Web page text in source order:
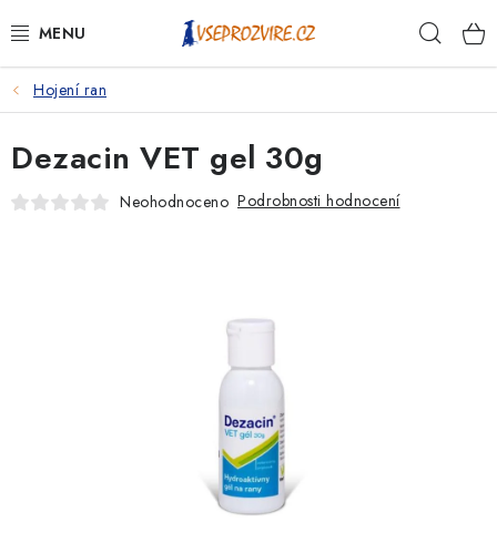
na
PSI
KOČKY
KONĚ
KRÁLÍCI/HLODAVCI/PTÁCI
Hojení ran
Dezacin VET gel 30g
Neohodnoceno Podrobnosti hodnocení